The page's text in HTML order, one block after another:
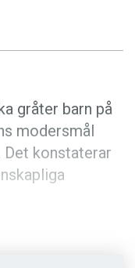
gråter barn på
modersmål
Det konstaterar